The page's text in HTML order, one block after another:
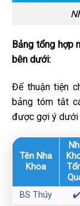
Bảng tổng hợp
bên dưới:
Để thuận tiện
bảng tóm tắt
được gợi ý dưới
Tên Nha
Khoa
BS Thúy
✔️